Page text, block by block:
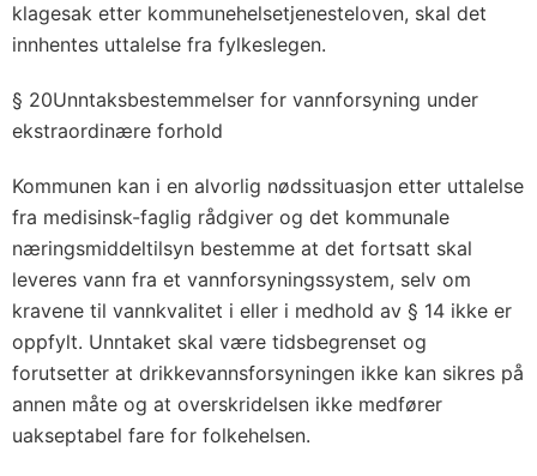
klagesak etter kommunehelsetjenesteloven, skal det
innhentes uttalelse fra fylkeslegen.
§ 20Unntaksbestemmelser for vannforsyning under
ekstraordinære forhold
Kommunen kan i en alvorlig nødssituasjon etter uttalelse
fra medisinsk-faglig rådgiver og det kommunale
næringsmiddeltilsyn bestemme at det fortsatt skal
leveres vann fra et vannforsyningssystem, selv om
kravene til vannkvalitet i eller i medhold av § 14 ikke er
oppfylt. Unntaket skal være tidsbegrenset og
forutsetter at drikkevannsforsyningen ikke kan sikres på
annen måte og at overskridelsen ikke medfører
uakseptabel fare for folkehelsen.